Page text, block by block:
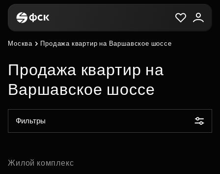
Москва Продажа квартир на Варшавское шоссе
Продажа квартир на
Варшавское шоссе
Фильтры
Жилой комплекс